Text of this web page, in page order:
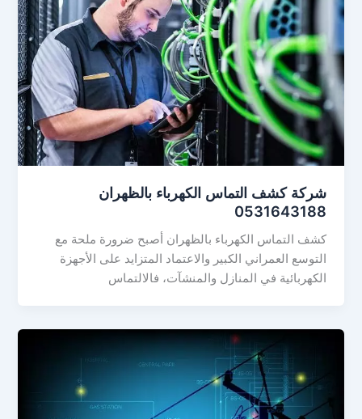
شركة كشف التماس الكهرباء بالظهران
0531643188
كشف التماس الكهرباء بالظهران أصبح ضرورة ملحة مع
التوسع العمراني الكبير والاعتماد المتزايد على الأجهزة
الكهربائية في المنازل والمنشآت، فالالتماس